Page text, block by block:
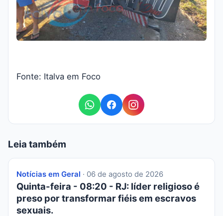
Fonte: Italva em Foco
Leia também
Notícias em Geral · 06 de agosto de 2026
Quinta-feira - 08:20 - RJ: líder religioso é
preso por transformar fiéis em escravos
sexuais.